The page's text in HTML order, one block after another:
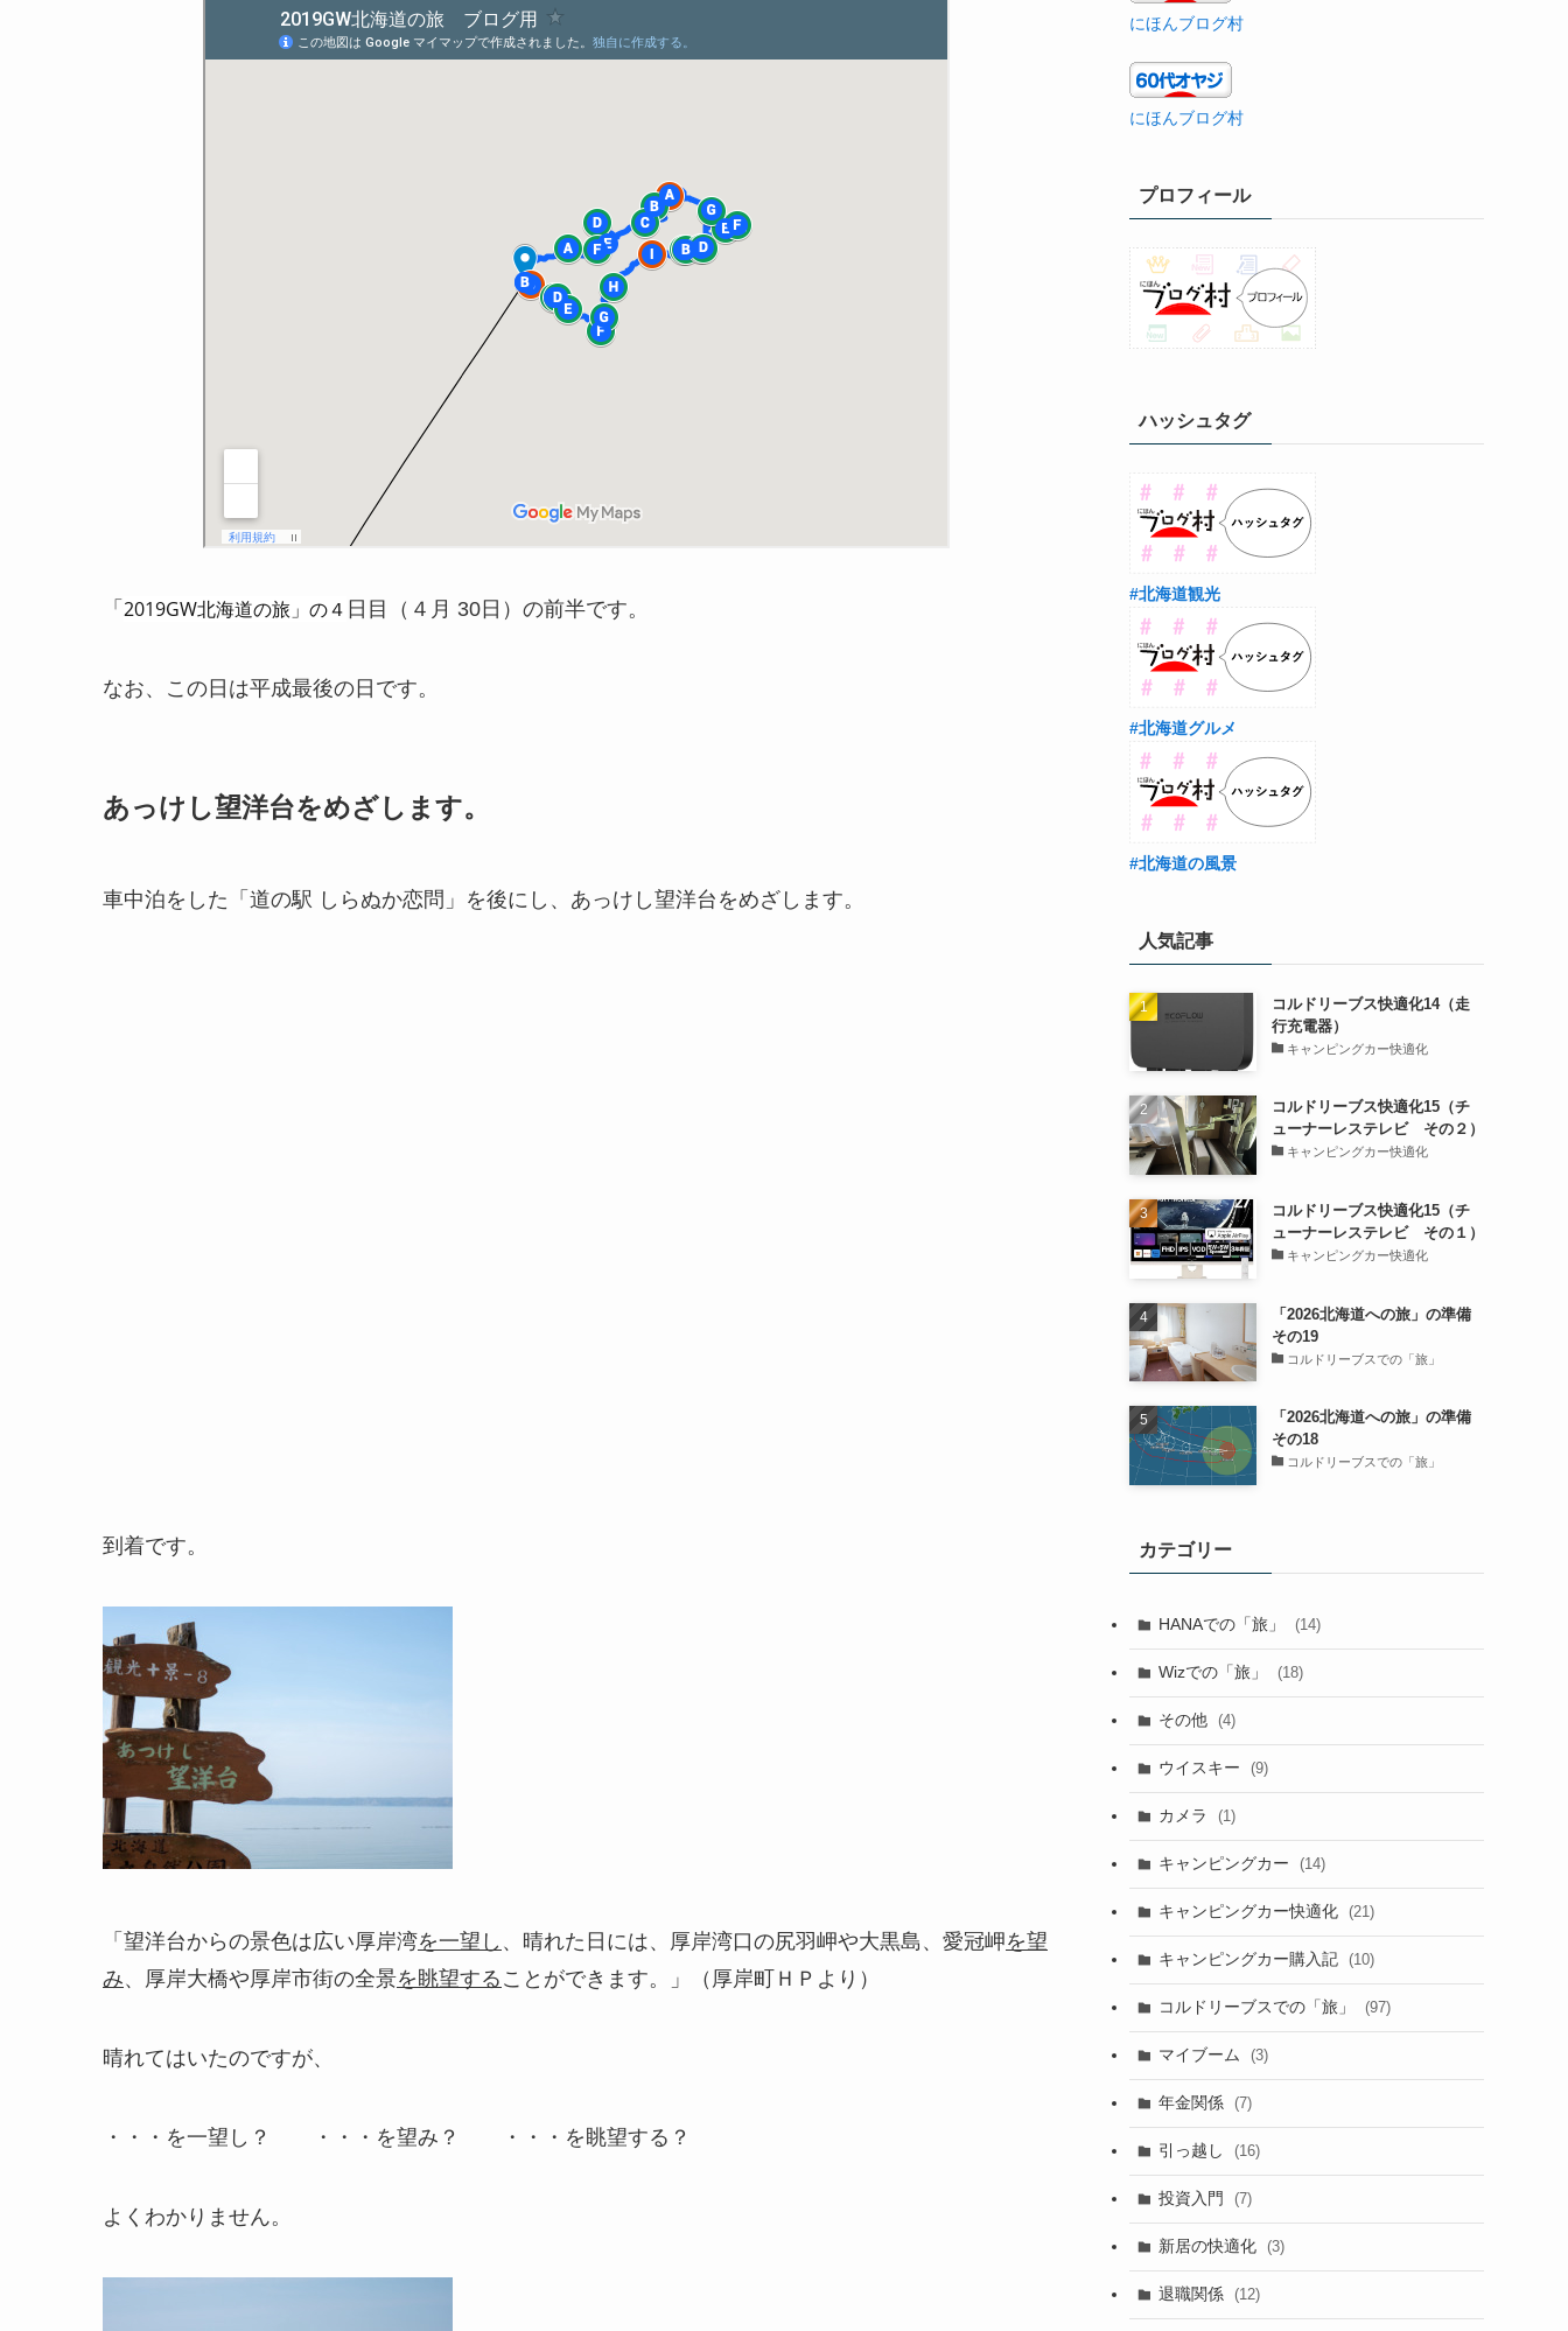
「 2019GW北海道の旅」の４ 日目（４月 30日）の前半です。
なお、この日は平成最後の日です。
あっけし望洋台をめざします。
車中泊をした「道の駅 しらぬか恋問」を後にし、あっけし望洋台をめざします。
到着です。
「望洋台からの景色は広い厚岸湾を一望し 、晴れた日には、厚岸湾口の尻羽岬や大黒島、愛冠岬を望
み、厚岸大橋や厚岸市街の全景を眺望する ことができます。」（厚岸町ＨＰより）
晴れてはいたのですが、
・・・を一望し？ ・・・を望み？ ・・・を眺望する？
よくわかりません。
にほんブログ村
にほんブログ村
プロフィール
ハッシュタグ
#北海道観光
#北海道グルメ
#北海道の風景
人気記事
コルドリーブス快適化14（走
行充電器）
キャンピングカー快適化
コルドリーブス快適化15（チ
ューナーレステレビ その２）
キャンピングカー快適化
コルドリーブス快適化15（チ
ューナーレステレビ その１）
キャンピングカー快適化
「2026北海道への旅」の準備
その19
コルドリーブスでの「旅」
「2026北海道への旅」の準備
その18
コルドリーブスでの「旅」
カテゴリー
HANAでの「旅」 (14)
Wizでの「旅」 (18)
その他 (4)
ウイスキー (9)
カメラ (1)
キャンピングカー (14)
キャンピングカー快適化 (21)
キャンピングカー購入記 (10)
コルドリーブスでの「旅」 (97)
マイブーム (3)
年金関係 (7)
引っ越し (16)
投資入門 (7)
新居の快適化 (3)
退職関係 (12)